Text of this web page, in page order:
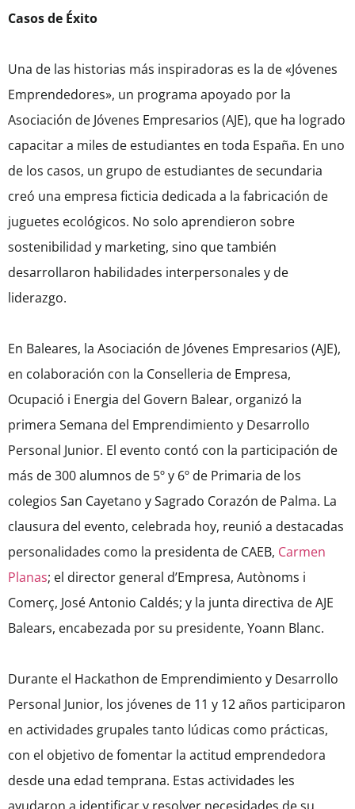
Casos de Éxito
Una de las historias más inspiradoras es la de «Jóvenes
Emprendedores», un programa apoyado por la
Asociación de Jóvenes Empresarios (AJE), que ha logrado
capacitar a miles de estudiantes en toda España. En uno
de los casos, un grupo de estudiantes de secundaria
creó una empresa ficticia dedicada a la fabricación de
juguetes ecológicos. No solo aprendieron sobre
sostenibilidad y marketing, sino que también
desarrollaron habilidades interpersonales y de
liderazgo.
En Baleares, la Asociación de Jóvenes Empresarios (AJE),
en colaboración con la Conselleria de Empresa,
Ocupació i Energia del Govern Balear, organizó la
primera Semana del Emprendimiento y Desarrollo
Personal Junior. El evento contó con la participación de
más de 300 alumnos de 5º y 6º de Primaria de los
colegios San Cayetano y Sagrado Corazón de Palma. La
clausura del evento, celebrada hoy, reunió a destacadas
personalidades como la presidenta de CAEB, Carmen
Planas; el director general d’Empresa, Autònoms i
Comerç, José Antonio Caldés; y la junta directiva de AJE
Balears, encabezada por su presidente, Yoann Blanc.
Durante el Hackathon de Emprendimiento y Desarrollo
Personal Junior, los jóvenes de 11 y 12 años participaron
en actividades grupales tanto lúdicas como prácticas,
con el objetivo de fomentar la actitud emprendedora
desde una edad temprana. Estas actividades les